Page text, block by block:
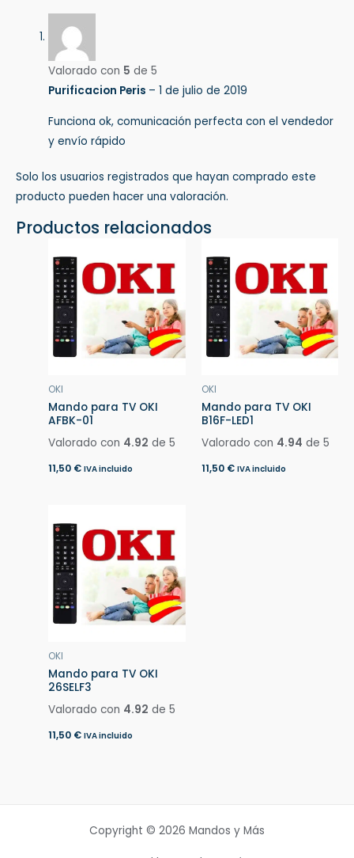
Valorado con 5 de 5
Purificacion Peris – 1 de julio de 2019
Funciona ok, comunicación perfecta con el vendedor
y envío rápido
Solo los usuarios registrados que hayan comprado este
producto pueden hacer una valoración.
Productos relacionados
OKI
Mando para TV OKI
AFBK-01
Valorado con 4.92 de 5
11,50 € IVA incluido
OKI
Mando para TV OKI
B16F-LED1
Valorado con 4.94 de 5
11,50 € IVA incluido
OKI
Mando para TV OKI
26SELF3
Valorado con 4.92 de 5
11,50 € IVA incluido
Copyright © 2026 Mandos y Más